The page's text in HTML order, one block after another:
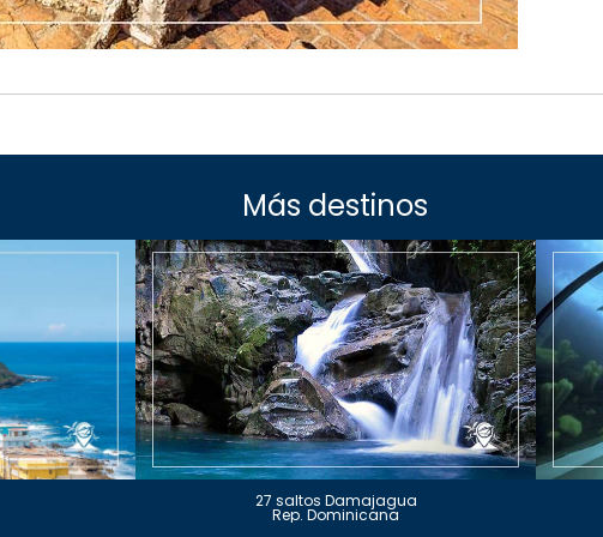
Más destinos
27 saltos Damajagua
Rep. Dominicana